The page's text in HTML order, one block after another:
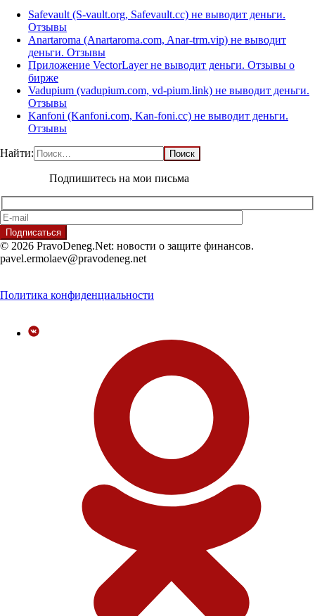
Safevault (S-vault.org, Safevault.cc) не выводит деньги.
Отзывы
Anartaroma (Anartaroma.com, Anar-trm.vip) не выводит
деньги. Отзывы
Приложение VectorLayer не выводит деньги. Отзывы о
бирже
Vadupium (vadupium.com, vd-pium.link) не выводит деньги.
Отзывы
Kanfoni (Kanfoni.com, Kan-foni.cc) не выводит деньги.
Отзывы
Найти:
Подпишитесь на мои письма
© 2026 PravoDeneg.Net: новости о защите финансов.
pavel.ermolaev@pravodeneg.net
Политика конфиденциальности